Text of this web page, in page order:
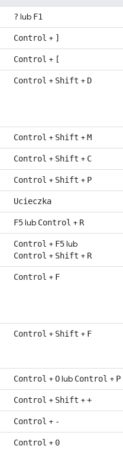
? lub F1
Control + ]
Control + [
Control + Shift + D
Control + Shift +M
Control + Shift + C
Control + Shift + P
Ucieczka
F5lub Control + R
Control + F5lub
Control + Shift + R
Control + F
Control + Shift + F
Control +Olub Control + P
Control + Shift ++
Control + -
Control + 0